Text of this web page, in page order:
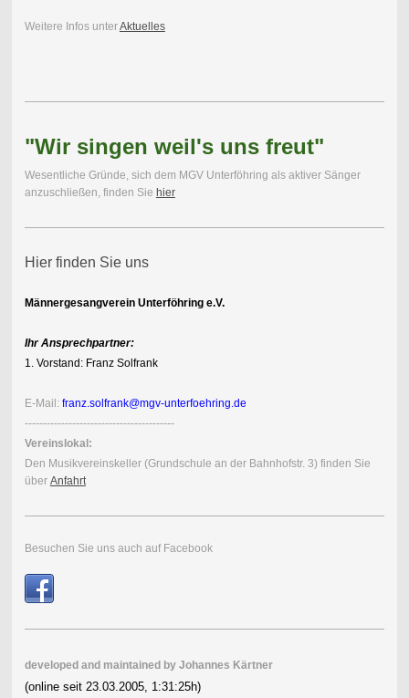
Weitere Infos unterAktuelles
"Wir singen weil's uns freut"
Wesentliche Gründe, sich dem MGV Unterföhring als aktiver Sänger
anzuschließen, finden Sie hier
Hier finden Sie uns
Männergesangverein Unterföhring e.V.
Ihr Ansprechpartner:
1. Vorstand: Franz Solfrank
E-Mail: franz.solfrank@mgv-unterfoehring.de
-----------------------------------------
Vereinslokal:
Den Musikvereinskeller (Grundschule an der Bahnhofstr. 3) finden Sie
über Anfahrt
Besuchen Sie uns auch auf Facebook
developed and maintained by Johannes Kärtner
(online seit 23.03.2005, 1:31:25h)